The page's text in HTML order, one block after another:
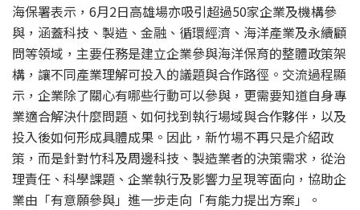
海保署表示，6月2日高雄場亦吸引超過50家企業及機構參
與，涵蓋科技、製造、金融、循環經濟、海洋產業及永續顧
問等領域，主要任務是建立企業參與海洋保育的整體政策架
構，讓不同產業理解可投入的議題與合作路徑。交流過程顯
示，企業除了關心有哪些行動可以參與，更需要知道自身專
業適合解決什麼問題、如何找到執行場域與合作夥伴，以及
投入後如何形成具體成果。因此，新竹場不再只是介紹政
策，而是針對竹科及周邊科技、製造業者的決策需求，從治
理責任、科學課題、企業執行及影響力呈現等面向，協助企
業由「有意願參與」進一步走向「有能力提出方案」。